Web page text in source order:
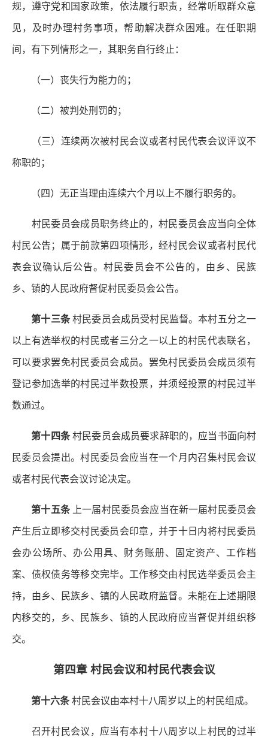
规，遵守党和国家政策，依法履行职责，经常听取群众意
见，及时办理村务事项，帮助解决群众困难。在任职期
间，有下列情形之一，其职务自行终止：
（一）丧失行为能力的；
（二）被判处刑罚的；
（三）连续两次被村民会议或者村民代表会议评议不
称职的；
（四）无正当理由连续六个月以上不履行职务的。
村民委员会成员职务终止的，村民委员会应当向全体
村民公告；属于前款第四项情形，经村民会议或者村民代
表会议确认后公告。村民委员会不公告的，由乡、民族
乡、镇的人民政府督促村民委员会公告。
第十三条村民委员会成员受村民监督。本村五分之一
以上有选举权的村民或者三分之一以上的村民代表联名，
可以要求罢免村民委员会成员。罢免村民委员会成员须有
登记参加选举的村民过半数投票，并须经投票的村民过半
数通过。
第十四条村民委员会成员要求辞职的，应当书面向村
民委员会提出。村民委员会应当在一个月内召集村民会议
或者村民代表会议讨论决定。
第十五条上一届村民委员会应当在新一届村民委员会
产生后立即移交村民委员会印章，并于十日内将村民委员
会办公场所、办公用具、财务账册、固定资产、工作档
案、债权债务等移交完毕。工作移交由村民选举委员会主
持，由乡、民族乡、镇的人民政府监督。未能在上述期限
内移交的，乡、民族乡、镇的人民政府应当督促并组织移
交。
第四章 村民会议和村民代表会议
第十六条村民会议由本村十八周岁以上的村民组成。
召开村民会议，应当有本村十八周岁以上村民的过半